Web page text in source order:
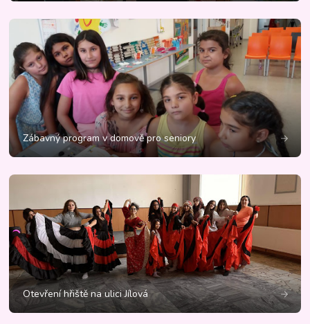
Zábavný program v domově pro seniory
Otevření hřiště na ulici Jílová